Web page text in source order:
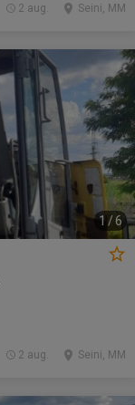
Seini, MM
2 aug.
1 /6
Seini, MM
2 aug.